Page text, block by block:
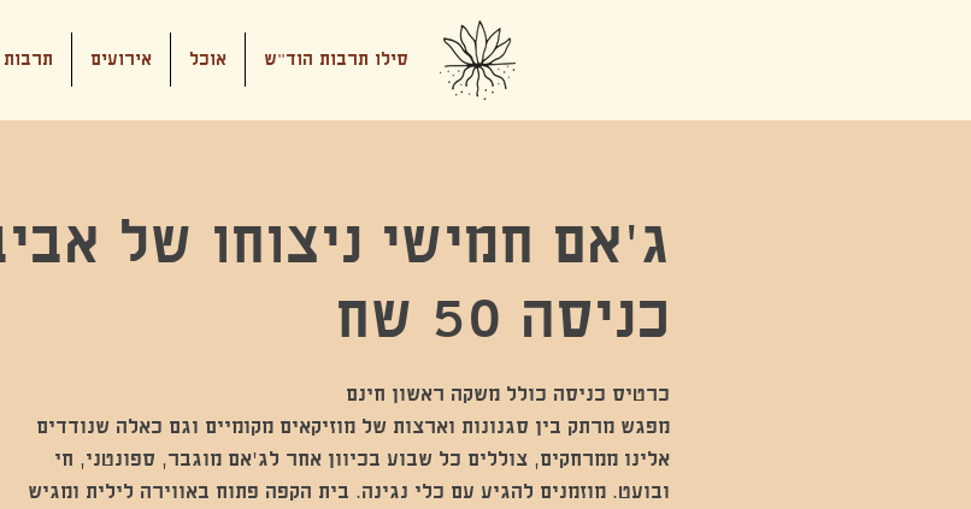
סילו תרבות הוד"ש אוכל אירועים תרבות
ג'אם חמישי ניצוחו של
כניסה 50 שח
מפגש מרתק בין סגנונות וארצות של מוזיקאים מקומיים וגם כאלה שנודדים
אלינו ממרחקים, צוללים כל שבוע בכיוון אחר לג'אם מוגבר, ספונטני, חי
ובועט. מוזמנים להגיע עם כלי נגינה. בית הקפה פתוח באווירה לילית ומגיש